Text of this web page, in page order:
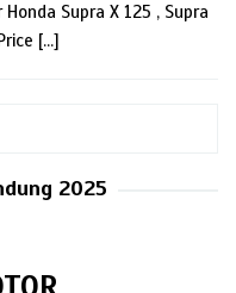
Supra X 125 , Supra
[…]
2025